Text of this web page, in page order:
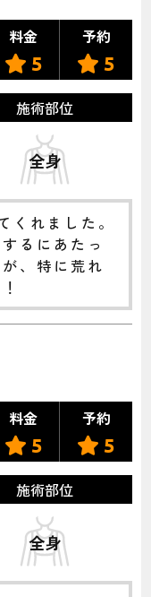
料金
5
予約
5
施術部位
全身
くれました。
るにあたっ
、特に荒れ
料金
5
予約
5
施術部位
全身